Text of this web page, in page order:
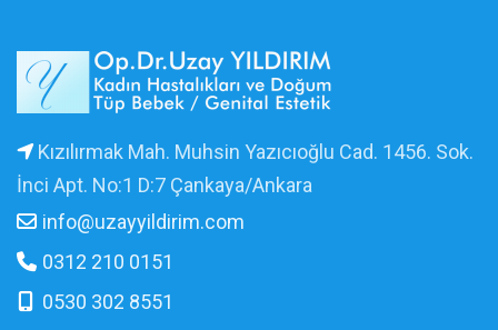
Kızılırmak Mah. Muhsin Yazıcıoğlu Cad. 1456. Sok.
İnci Apt. No:1 D:7 Çankaya/Ankara
info@uzayyildirim.com
0312 210 0151
0530 302 8551